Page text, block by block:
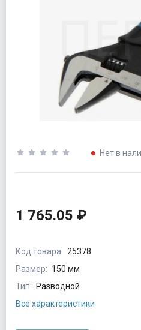
Нет в
1 765.05 ₽
Код товара: 25378
Размер: 150 мм
Тип:
Разводной
Все характеристики